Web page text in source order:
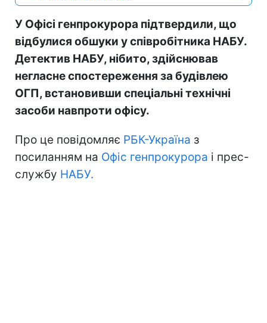
У Офісі генпрокурора підтвердили, що
відбулися обшуки у співробітника НАБУ.
Детектив НАБУ, нібито, здійснював
негласне спостереження за будівлею
ОГП, встановивши спеціальні технічні
засоби навпроти офісу.
Про це повідомляє РБК-Україна з
посиланням на Офіс генпрокурора і прес-
службу НАБУ.